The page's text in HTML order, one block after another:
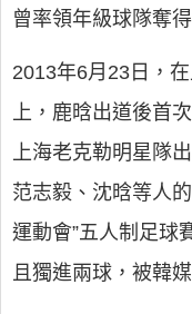
曾率領年級球隊奪
2013年6月23日，
上，鹿晗出道後首
上海老克勒明星隊
范志毅、沈晗等人
運動會”五人制足球
且獨進兩球，被韓